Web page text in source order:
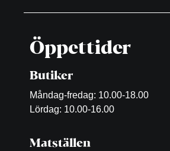
Öppettider
Butiker
Måndag-fredag: 10.00-18.00
Lördag: 10.00-16.00
Matställen